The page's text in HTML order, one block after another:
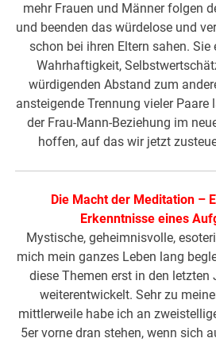
mehr Frauen und Männer folgen
und beenden das würdelose und
schon bei ihren Eltern sahen.
Wahrhaftigkeit,
würdigenden Abstand zum
ansteigende Trennung vieler Paare
der Frau-Mann-Beziehung im
hoffen, auf das wir jetzt
Die Macht der Meditation –
Erkenntnisse eines
Mystische, geheimnisvolle,
mich mein ganzes Leben lang
diese Themen erst in den letzten
weiterentwickelt. Sehr zu
mittlerweile habe ich an
5er vorne dran stehen, wenn sich